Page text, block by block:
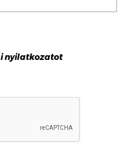
nyilatkozatot